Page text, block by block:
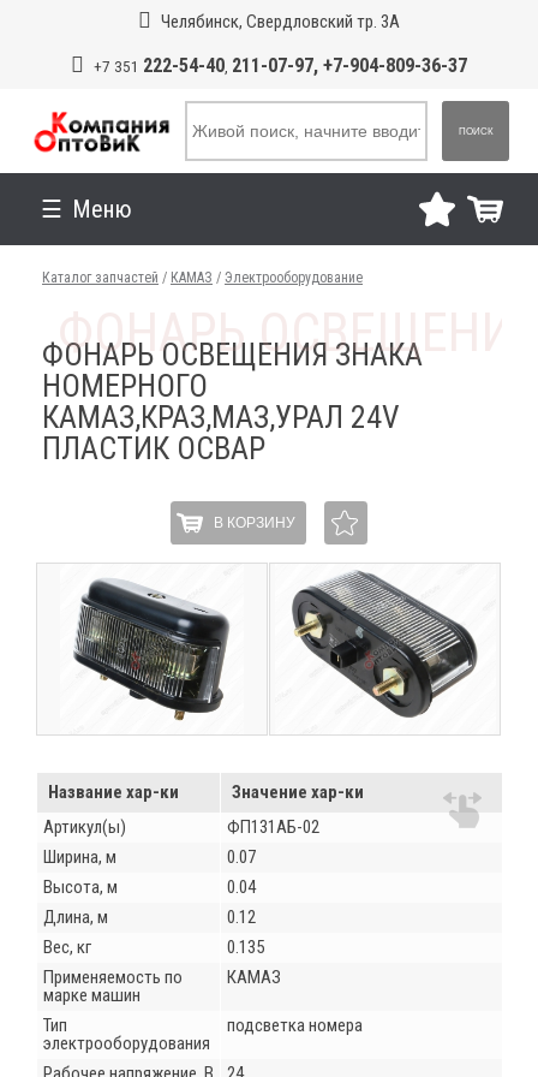
Челябинск, Свердловский тр. 3А
+7 351 222-54-40, 211-07-97, +7-904-809-36-37
ПОИСК
Меню
Каталог запчастей / КАМАЗ / Электрооборудование
ФОНАРЬ ОСВЕЩЕНИЯ ЗНАКА
НОМЕРНОГО
КАМАЗ,КРАЗ,МАЗ,УРАЛ 24V
ПЛАСТИК ОСВАР
В КОРЗИНУ
Название хар-ки
Значение хар-ки
Артикул(ы)
ФП131АБ-02
Ширина, м
0.07
Высота, м
0.04
Длина, м
0.12
Вес, кг
0.135
Применяемость по
марке машин
КАМАЗ
Тип
электрооборудования
подсветка номера